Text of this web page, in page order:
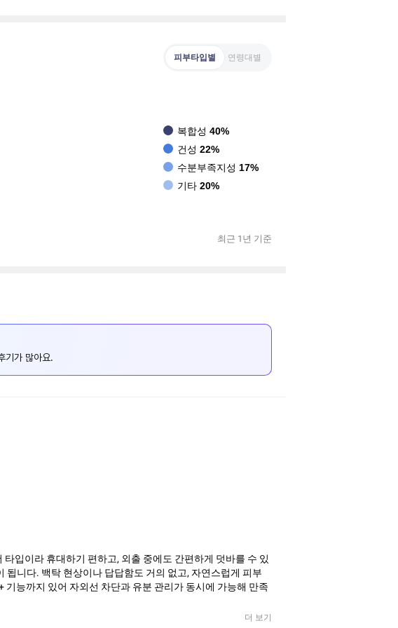
피부타입별 연령대별
복합성 40%
건성 22%
수분부족지성 17%
기타 20%
최근 1년 기준
기가 많아요.
입이라 휴대하기 편하고, 외출 중에도 간편하게 덧바를 수 있
니다. 백탁 현상이나 답답함도 거의 없고, 자연스럽게 피부
능까지 있어 자외선 차단과 유분 관리가 동시에 가능해 만족
더 보기